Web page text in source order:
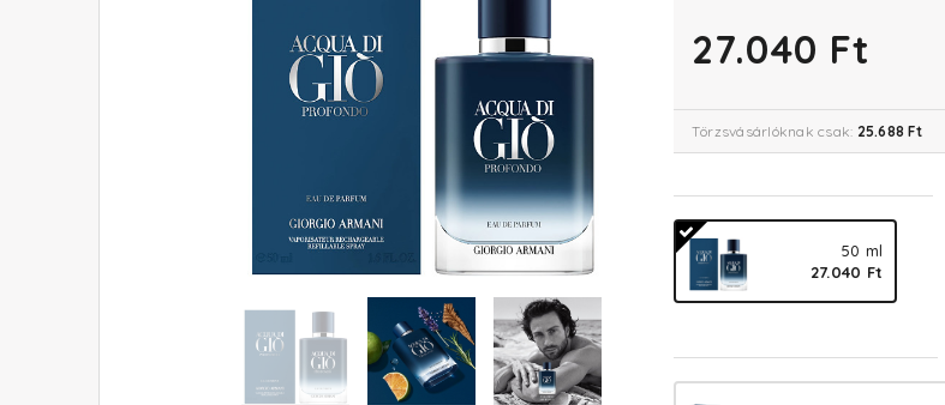
27.040 Ft
Törzsvásárlóknak csak: 25.688 Ft
50 ml
27.040 Ft